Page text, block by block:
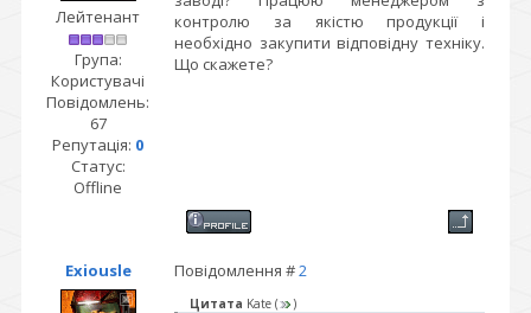
Лейтенант
Група:
Користувачі
Повідомлень:
67
Репутація: 0
Статус:
Offline
контролю за якістю продукції і
необхідно закупити відповідну техніку.
Що скажете?
Exiousle Повідомлення #2
Цитата Kate ( )